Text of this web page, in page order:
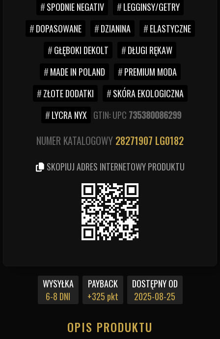
WYSYŁKA
6-8 DNI
PAYBACK
+325 pkt
DOSTĘPNY OD
2025-08-25
OPIS PRODUKTU
SPODNIE NEGATIV
LEGGINSY/GETRY
DOPASOWANE
DZIANINA
ELASTYCZNE
GŁĘBOKI DEKOLT
DŁUGI RĘKAW
MADE IN POLAND
PREMIUM MODA
ZŁOTE DODATKI
SKÓRA EKOLOGICZNA
LYCRA NYX GTIN: UPC 735380086299
NUMER KATALOGOWY 28271907 LG0182
SKOPIUJ ADRES INTERNETOWY PRODUKTU